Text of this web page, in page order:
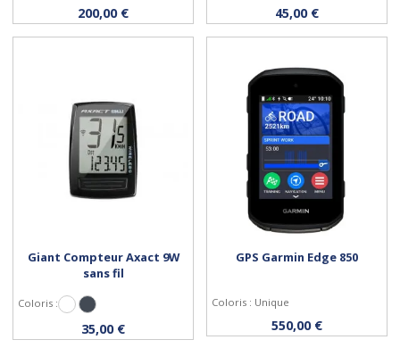
Acheter
200,00 € Acheter
45,00 €
Personnaliser
Giant Compteur Axact 9W
sans fil
Coloris : Blanc Noir
35,00 € Acheter
GPS Garmin Edge 850
Coloris : Unique
550,00 €